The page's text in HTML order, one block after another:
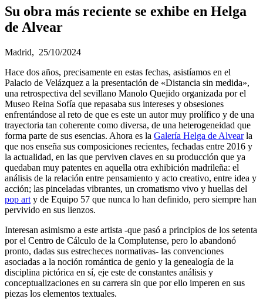
Su obra más reciente se exhibe en Helga
de Alvear
Madrid, 25/10/2024
Hace dos años, precisamente en estas fechas, asistíamos en el
Palacio de Velázquez a la presentación de «Distancia sin medida»,
una retrospectiva del sevillano Manolo Quejido organizada por el
Museo Reina Sofía que repasaba sus intereses y obsesiones
enfrentándose al reto de que es este un autor muy prolífico y de una
trayectoria tan coherente como diversa, de una heterogeneidad que
forma parte de sus esencias. Ahora es la Galería Helga de Alvearla
que nos enseña sus composiciones recientes, fechadas entre 2016 y
la actualidad, en las que perviven claves en su producción que ya
quedaban muy patentes en aquella otra exhibición madrileña: el
análisis de la relación entre pensamiento y acto creativo, entre idea y
acción; las pinceladas vibrantes, un cromatismo vivo y huellas del
pop art y de Equipo 57 que nunca lo han definido, pero siempre han
pervivido en sus lienzos.
Interesan asimismo a este artista -que pasó a principios de los setenta
por el Centro de Cálculo de la Complutense, pero lo abandonó
pronto, dadas sus estrecheces normativas- las convenciones
asociadas a la noción romántica de genio y la genealogía de la
disciplina pictórica en sí, eje este de constantes análisis y
conceptualizaciones en su carrera sin que por ello imperen en sus
piezas los elementos textuales.